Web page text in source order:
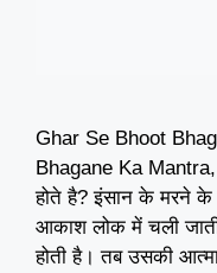
Ghar Se Bhoot
Bhagane Ka
होते है? इंसान के मरने
आकाश लोक में चली
होती है। तब उसकी